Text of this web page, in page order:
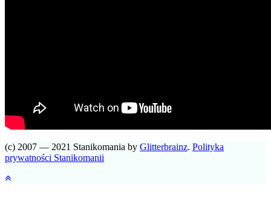
(c) 2007 — 2021 Stanikomania by Glitterbrainz. Polityka
prywatności Stanikomanii